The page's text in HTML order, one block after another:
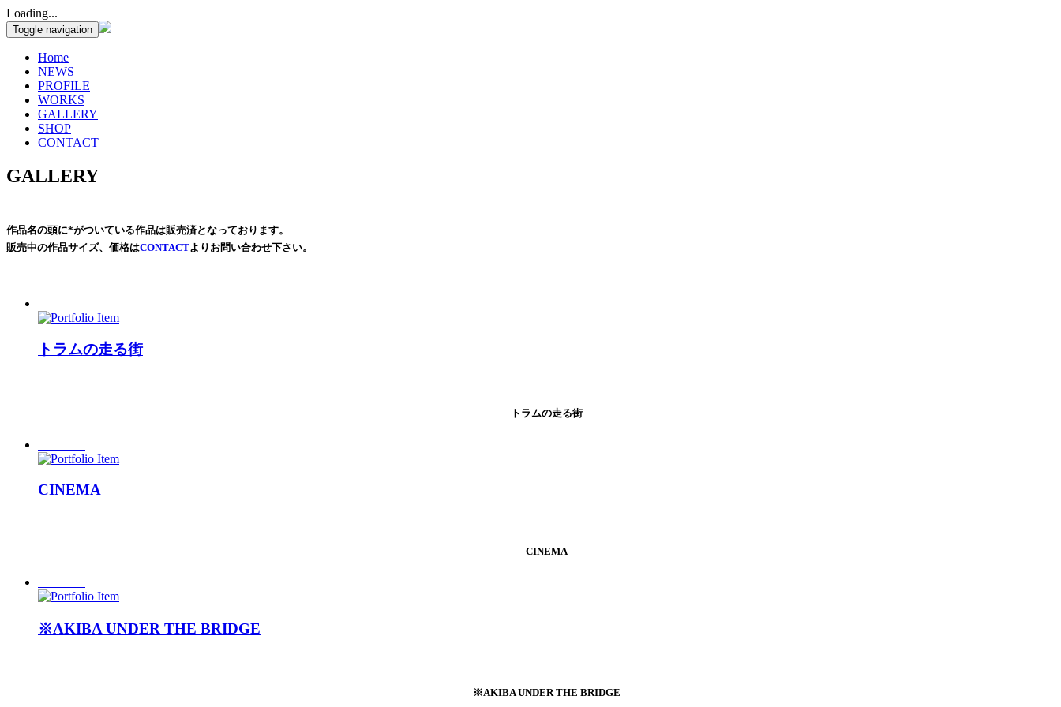
Loading...
Toggle navigation
Home
NEWS
PROFILE
WORKS
GALLERY
SHOP
CONTACT
GALLERY
作品名の頭に*がついている作品は販売済となっております。
販売中の作品サイズ、価格はCONTACTよりお問い合わせ下さい。
トラムの走る街
トラムの走る街
CINEMA
CINEMA
※AKIBA UNDER THE BRIDGE
※AKIBA UNDER THE BRIDGE